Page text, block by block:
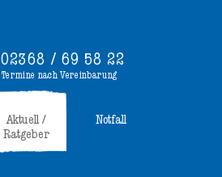
02368 / 69 58 22
Termine nach Vereinbarung
Aktuell /
Ratgeber
Notfall